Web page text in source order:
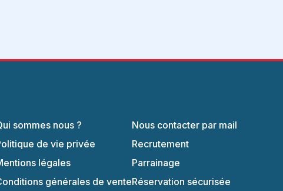
sommes nous ?
de vie privée
légales
générales de vente
Nous contacter par mail
Recrutement
Parrainage
Réservation sécurisée